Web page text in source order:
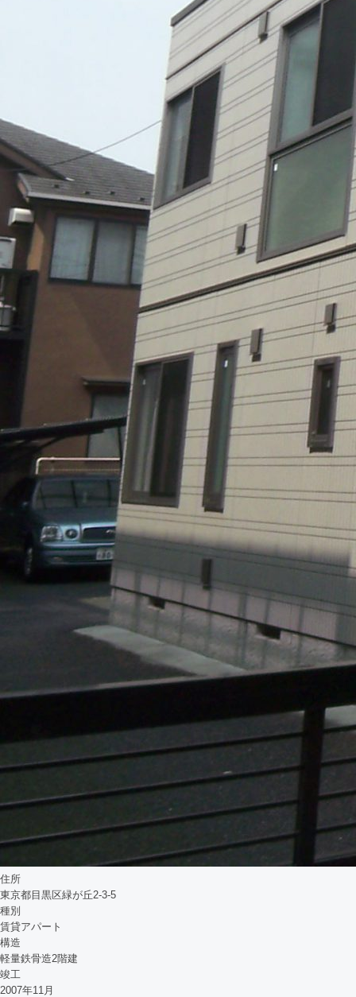
住所
東京都目黒区緑が丘2-3-5
種別
賃貸アパート
構造
軽量鉄骨造2階建
竣工
2007年11月